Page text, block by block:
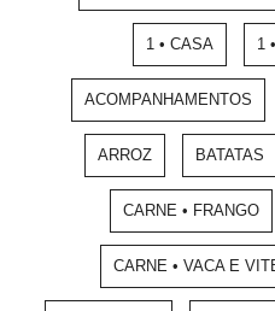
1 • CASA 1
ACOMPANHAMENTOS
ARROZ BATATAS
CARNE • FRANGO
CARNE • VACA E